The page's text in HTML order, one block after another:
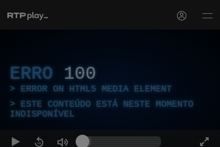
ERRO 100
ERROR ON HTML5 MEDIA ELEMENT
ESTE CONTEÚDO ESTÁ NESTE MOMENTO
INDISPONÍVEL